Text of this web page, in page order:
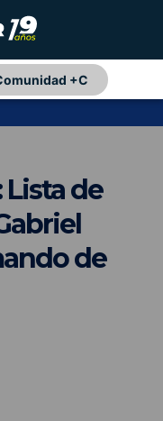
+C
Lista de
de